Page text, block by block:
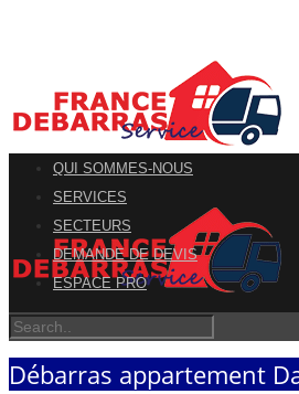
QUI SOMMES-NOUS
SERVICES
SECTEURS
DEMANDE DE DEVIS
ESPACE PRO
Débarras appartement